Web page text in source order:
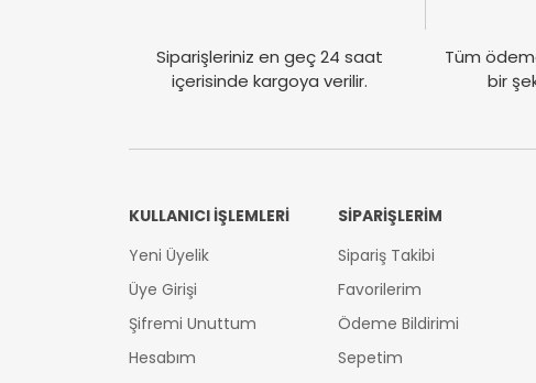
Siparişleriniz en geç 24 saat
içerisinde kargoya verilir.
Tüm
bir
KULLANICI İŞLEMLERİ
Yeni Üyelik
Üye Girişi
Şifremi Unuttum
Hesabım
SİPARİŞLERİM
Sipariş Takibi
Favorilerim
Ödeme Bildirimi
Sepetim